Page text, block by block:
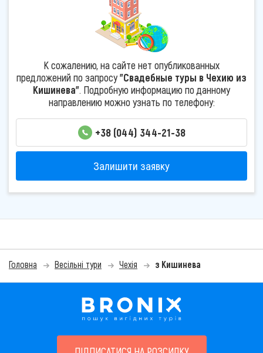
К сожалению, на сайте нет опубликованных
предложений по запросу"Свадебные туры в Чехию из
Кишинева". Подробную информацию по данному
направлению можно узнать по телефону:
+38 (044) 344-21-38
Залишити заявку
Головна Весільні тури Чехія з Кишинева